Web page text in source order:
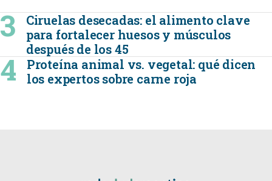
Ciruelas desecadas: el alimento clave
para fortalecer huesos y músculos
después de los 45
Proteína animal vs. vegetal: qué dicen
los expertos sobre carne roja